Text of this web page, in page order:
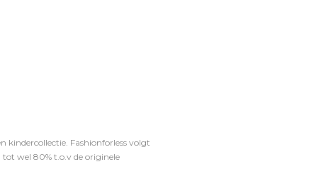
kindercollectie. Fashionforless volgt
wel 80% t.o.v de originele